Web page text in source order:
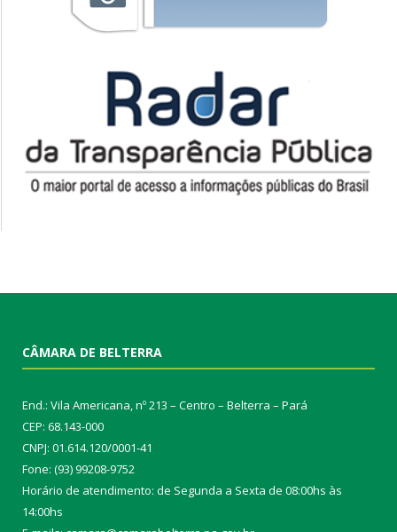
CÂMARA DE BELTERRA
End.: Vila Americana, nº 213 – Centro – Belterra – Pará
CEP: 68.143-000
CNPJ: 01.614.120/0001-41
Fone: (93) 99208-9752
Horário de atendimento: de Segunda a Sexta de 08:00hs às
14:00hs